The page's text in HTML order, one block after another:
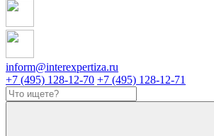
inform@interexpertiza.ru
+7 (495) 128-12-70 +7 (495) 128-12-71